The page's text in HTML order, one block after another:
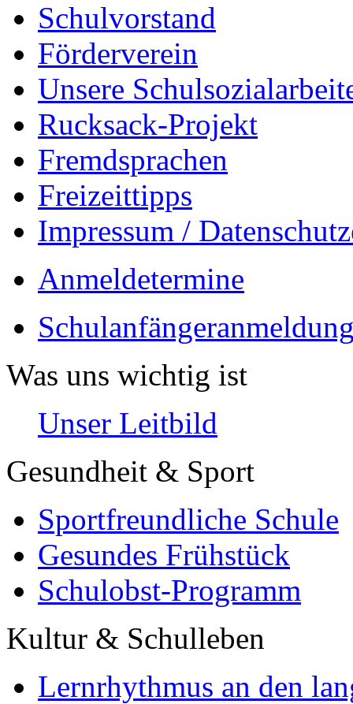
Schulvorstand
Förderverein
Unsere
Rucksack-Projekt
Fremdsprachen
Freizeittipps
Impressum /
Anmeldetermine
Was uns wichtig ist
Unser Leitbild
Gesundheit & Sport
Sportfreundliche Schule
Gesundes Frühstück
Schulobst-Programm
Kultur & Schulleben
Lernrhythmus an den